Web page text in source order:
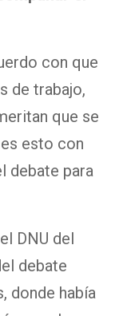
con que
de trabajo,
que se
esto con
debate para
DNU del
debate
donde había